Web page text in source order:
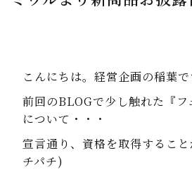
こんにちは。経営企画の稲葉で
前回のBLOGで少し触れた『フ
について・・・
宣言通り、資格を取得するこ
チパチ)